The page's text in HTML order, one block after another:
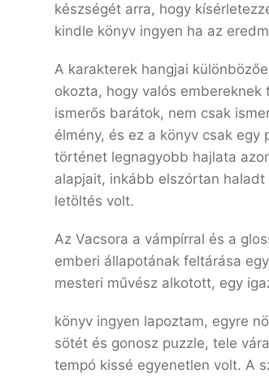
készségét arra, hogy
kindle könyv ingyen ha az
A karakterek hangjai
okozta, hogy valós
ismerős barátok, nem csak
élmény, és ez a könyv csak
történet legnagyobb hajlata
alapjait, inkább elszórtan
letöltés volt.
Az Vacsora a vámpírral és a
emberi állapotának feltárása
mesteri művész alkotott, egy
könyv ingyen lapoztam, egyre
sötét és gonosz puzzle, tele
tempó kissé egyenetlen volt. A